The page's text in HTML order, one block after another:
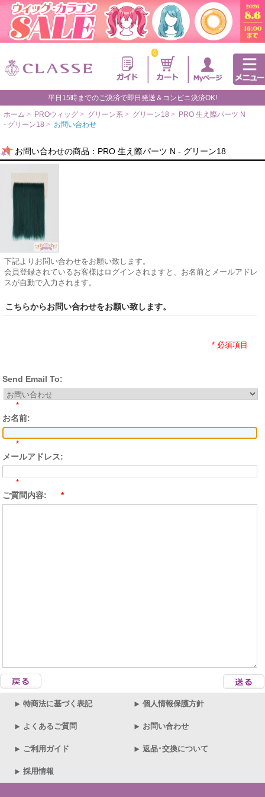
0
平日15時までのご決済で即日発送＆コンビニ決済OK!
ホーム > PROウィッグ > グリーン系 > グリーン18 > PRO 生え際パーツ N
- グリーン18 > お問い合わせ
お問い合わせの商品：PRO 生え際パーツ N - グリーン18
下記よりお問い合わせをお願い致します。
会員登録されているお客様はログインされますと、お名前とメールアドレ
スが自動で入力されます。
こちらからお問い合わせをお願い致します。
* 必須項目
Send Email To:
*
お名前:
*
メールアドレス:
*
ご質問内容: *
特商法に基づく表記 個人情報保護方針
よくあるご質問 お問い合わせ
ご利用ガイド 返品･交換について
採用情報